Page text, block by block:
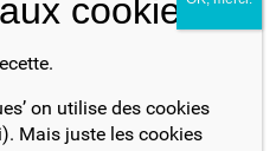
on utilise des cookies
Mais juste les cookies